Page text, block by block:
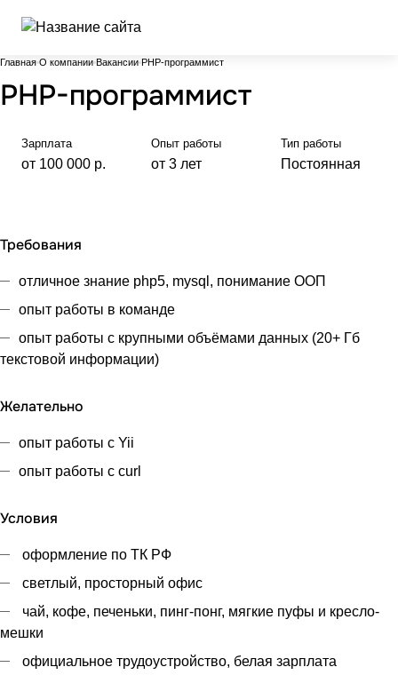
Главная О компании Вакансии PHP-программист
PHP-программист
Зарплата
от 100 000 р.
Опыт работы
от 3 лет
Тип работы
Постоянная
Требования
отличное знание php5, mysql, понимание ООП
опыт работы в команде
опыт работы с крупными объёмами данных (20+ Гб
текстовой информации)
Желательно
опыт работы с Yii
опыт работы с curl
Условия
оформление по ТК РФ
светлый, просторный офис
чай, кофе, печеньки, пинг-понг, мягкие пуфы и кресло-
мешки
официальное трудоустройство, белая зарплата